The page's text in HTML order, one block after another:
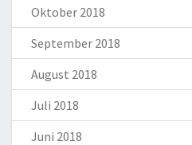
Oktober 2018
September 2018
August 2018
Juli 2018
Juni 2018